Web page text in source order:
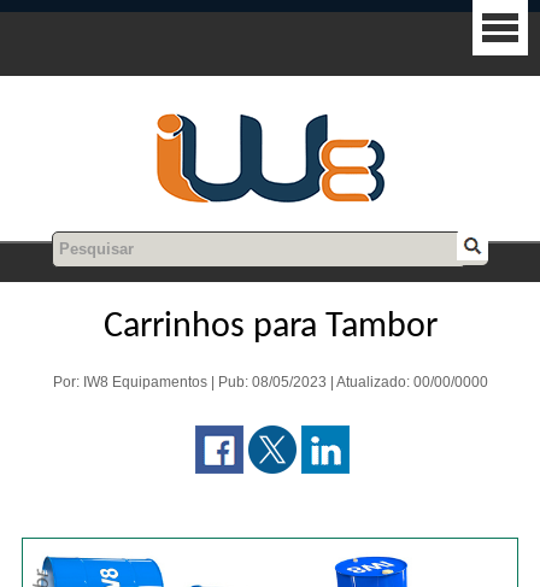
Carrinhos para Tambor
Por: IW8 Equipamentos | Pub: 08/05/2023 | Atualizado: 00/00/0000